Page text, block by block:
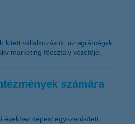
kitett vállalkozások, az agrárcégek
marketing főosztály vezetője.
számára
évekhez képest egyszerűsített